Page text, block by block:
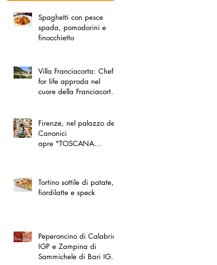
Spaghetti con pesce
spada, pomodorini e
finocchietto
Villa Franciacorta: Chefs
for life approda nel
cuore della Franciacorta,
Firenze, nel palazzo dei
Canonici
apre "TOSCANA
Tortino sottile di patate,
fiordilatte e speck
Peperoncino di Calabria
IGP e Zampina di
Sammichele di Bari IGP